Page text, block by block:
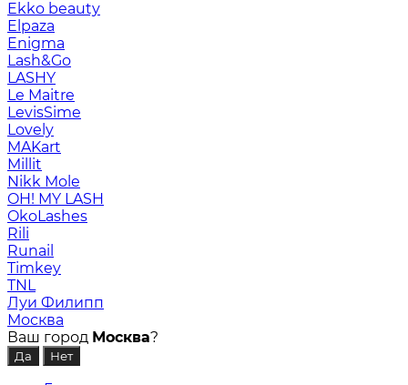
Ekko beauty
Elpaza
Enigma
Lash&Go
LASHY
Le Maitre
LevisSime
Lovely
MAKart
Millit
Nikk Mole
OH! MY LASH
OkoLashes
Rili
Runail
Timkey
TNL
Луи Филипп
Москва
Ваш город Москва?